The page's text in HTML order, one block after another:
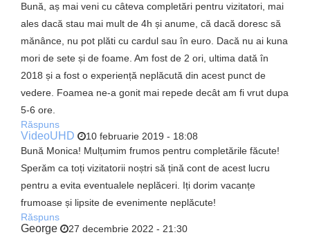
Bună, aș mai veni cu câteva completări pentru vizitatori, mai
ales dacă stau mai mult de 4h și anume, că dacă doresc să
mănânce, nu pot plăti cu cardul sau în euro. Dacă nu ai kuna
mori de sete și de foame. Am fost de 2 ori, ultima dată în
2018 și a fost o experiență neplăcută din acest punct de
vedere. Foamea ne-a gonit mai repede decât am fi vrut dupa
5-6 ore.
Răspuns
VideoUHD
10 februarie 2019 - 18:08
Bună Monica! Mulțumim frumos pentru completările făcute!
Sperăm ca toți vizitatorii noștri să țină cont de acest lucru
pentru a evita eventualele neplăceri. Iți dorim vacanțe
frumoase și lipsite de evenimente neplăcute!
Răspuns
George 27 decembrie 2022 - 21:30